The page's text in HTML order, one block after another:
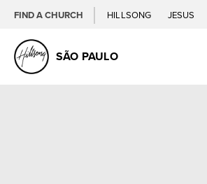
FIND A CHURCH HILLSONG JESUS
SÃO PAULO